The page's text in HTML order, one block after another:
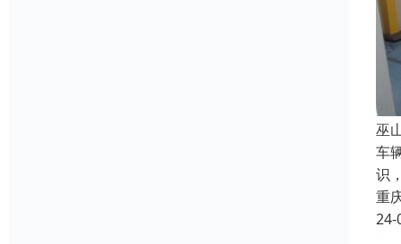
巫
车
识
重
24-